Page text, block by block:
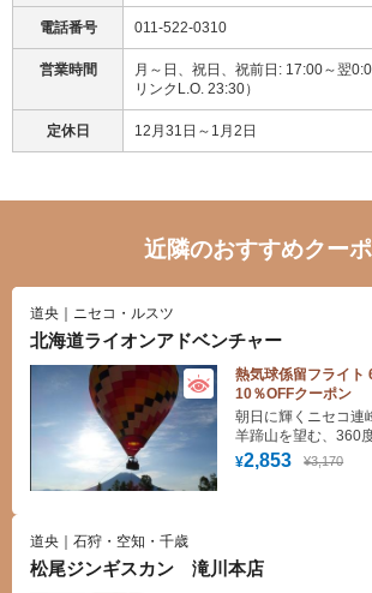
電話番号 011-522-0310
営業時間
月～日、祝日、祝前日: 17:00～翌
リンクL.O. 23:30）
定休日 12月31日～1月2日
近隣のおすすめクー
道央｜ニセコ・ルスツ
北海道ライオンアドベンチャー
熱気球係留フライト
10％OFFクーポン
¥2,853 ¥3,170
朝日に輝くニセコ連
羊蹄山を望む、360
球体験
道央｜石狩・空知・千歳
松尾ジンギスカン 滝川本店